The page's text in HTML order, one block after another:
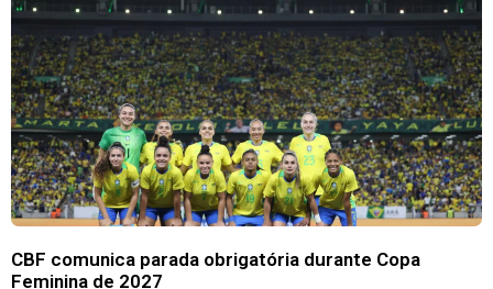
CBF comunica parada obrigatória durante Copa
Feminina de 2027